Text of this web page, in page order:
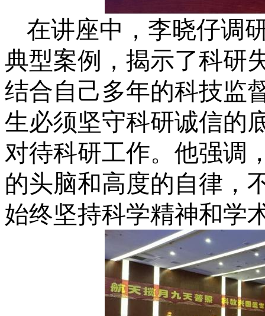
在讲座中，李晓仔调
典型案例，揭示了科研
结合自己多年的科技监
生必须坚守科研诚信的
对待科研工作。他强调
的头脑和高度的自律，
始终坚持科学精神和学